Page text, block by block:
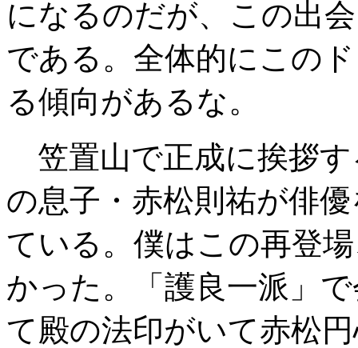
になるのだが、この出
である。全体的にこの
る傾向があるな。
笠置山で正成に挨拶
の息子・赤松則祐が俳
ている。僕はこの再登
かった。「護良一派」
て殿の法印がいて赤松